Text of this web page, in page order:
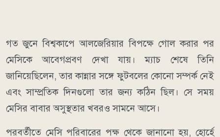
গত জুনে বিশ্বকাপে আলজেরিয়ার বিপক্ষে গোল করার পর
মেসিকে আবেগপ্রবণ দেখা যায়। ম্যাচ শেষে তিনি
জানিয়েছিলেন, তার কান্নার সঙ্গে ফুটবলের কোনো সম্পর্ক নেই
এবং সাম্প্রতিক দিনগুলো তার জন্য কঠিন ছিল। সে সময়
মেসির বাবার অসুস্থতার খবরও সামনে আসে।
পরবর্তীতে মেসি পরিবারের পক্ষ থেকে জানানো হয়, হোর্হে